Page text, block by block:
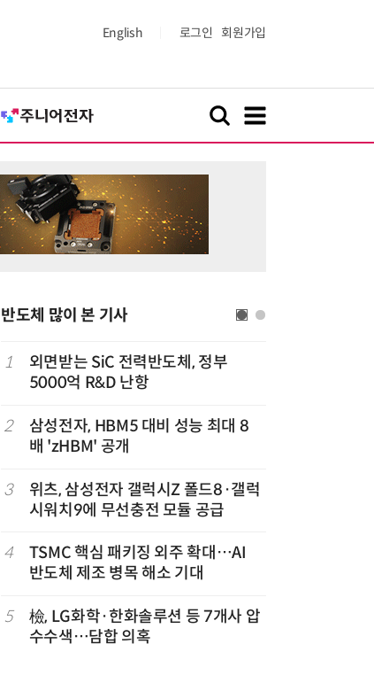
English 로그인 회원가입
반도체 많이 본 기사
1
외면받는 SiC 전력반도체, 정부
5000억 R&D 난항
2
삼성전자, HBM5 대비 성능 최대 8
배 'zHBM' 공개
3
위츠, 삼성전자 갤럭시Z 폴드8·갤럭
시워치9에 무선충전 모듈 공급
4
TSMC 핵심 패키징 외주 확대…AI
반도체 제조 병목 해소 기대
5
檢, LG화학·한화솔루션 등 7개사 압
수수색…담합 의혹